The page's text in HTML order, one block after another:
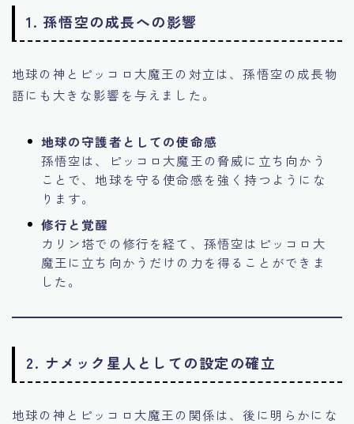
1. 孫悟空の成長への影響
地球の神とピッコロ大魔王の対立は、孫悟空の成長物
語にも大きな影響を与えました。
地球の守護者としての使命感
孫悟空は、ピッコロ大魔王の脅威に立ち向かう
ことで、地球を守る使命感を強く持つようにな
ります。
修行と覚醒
カリン塔での修行を経て、孫悟空はピッコロ大
魔王に立ち向かうだけの力を得ることができま
した。
2. ナメック星人としての設定の確立
地球の神とピッコロ大魔王の関係は、後に明らかにな